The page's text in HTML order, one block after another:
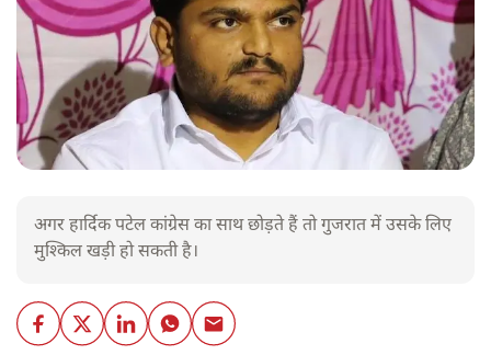
अगर हार्दिक पटेल कांग्रेस का साथ छोड़ते हैं तो गुजरात में उसके लिए
मुश्किल खड़ी हो सकती है।